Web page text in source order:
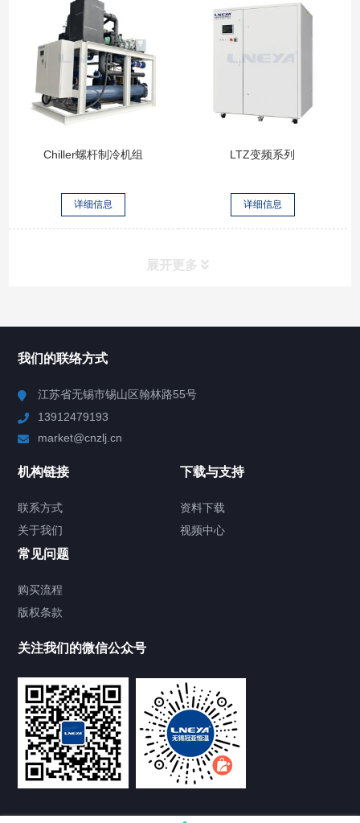
Chiller螺杆制冷机组
详细信息
LTZ变频系列
详细信息
展开更多
Chiller高精度制冷循环器
LTZ变频系列低温冷冻机
制冷加热动态控温系统
TCU温度控制单元
Chiller温度|流量|压力控制系统
我们的联络方式
江苏省无锡市锡山区翰林路55号
13912479193
market@cnzlj.cn
机构链接
联系方式
关于我们
下载与支持
资料下载
视频中心
常见问题
购买流程
版权条款
关注我们的微信公众号